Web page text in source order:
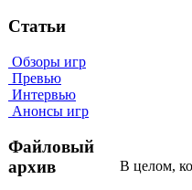
Статьи
Обзоры игр
Превью
Интервью
Анонсы игр
Файловый
архив
В целом,